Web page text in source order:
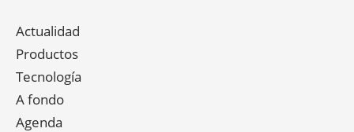
Actualidad
Productos
Tecnología
A fondo
Agenda